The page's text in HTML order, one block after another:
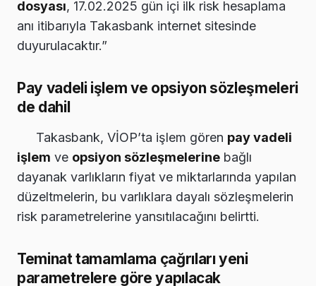
dosyası, 17.02.2025 gün içi ilk risk hesaplama
anı itibarıyla Takasbank internet sitesinde
duyurulacaktır.”
Pay vadeli işlem ve opsiyon sözleşmeleri
de dahil
Takasbank, VİOP’ta işlem gören pay vadeli
işlem ve opsiyon sözleşmelerine bağlı
dayanak varlıkların fiyat ve miktarlarında yapılan
düzeltmelerin, bu varlıklara dayalı sözleşmelerin
risk parametrelerine yansıtılacağını belirtti.
Teminat tamamlama çağrıları yeni
parametrelere göre yapılacak